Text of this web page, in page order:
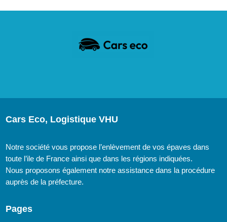
Cars Eco, Logistique VHU
Notre société vous propose l’enlèvement de vos épaves dans
toute l’ile de France ainsi que dans les régions indiquées.
Nous proposons également notre assistance dans la procédure
auprès de la préfecture.
Pages